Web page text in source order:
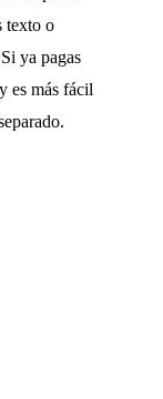
texto o
ya pagas
es más fácil